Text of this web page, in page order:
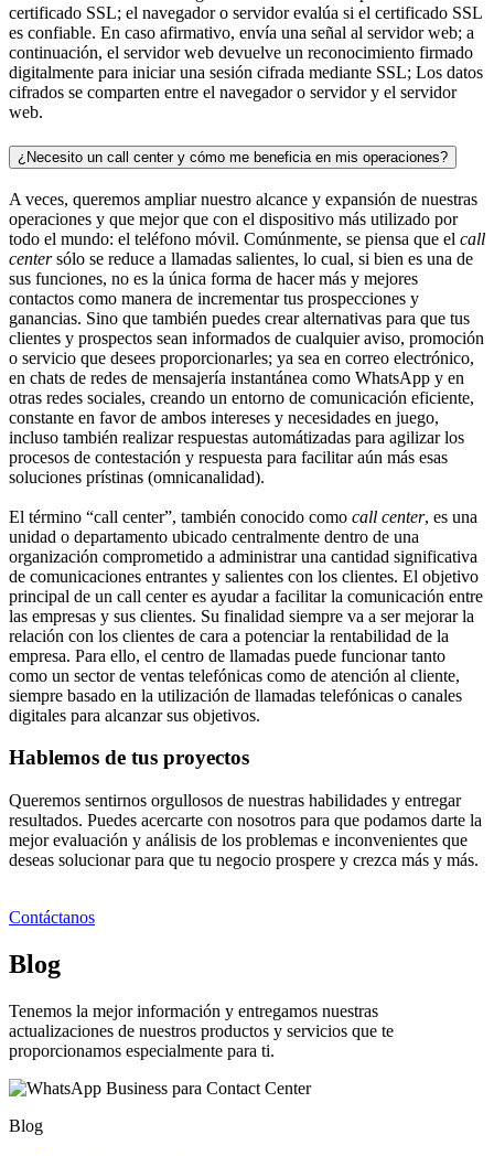
certificado SSL; el navegador o servidor evalúa si el certificado SSL
es confiable. En caso afirmativo, envía una señal al servidor web; a
continuación, el servidor web devuelve un reconocimiento firmado
digitalmente para iniciar una sesión cifrada mediante SSL; Los datos
cifrados se comparten entre el navegador o servidor y el servidor
web.
¿Necesito un call center y cómo me beneficia en mis operaciones?
A veces, queremos ampliar nuestro alcance y expansión de nuestras
operaciones y que mejor que con el dispositivo más utilizado por
todo el mundo: el teléfono móvil. Comúnmente, se piensa que el call
centersólo se reduce a llamadas salientes, lo cual, si bien es una de
sus funciones, no es la única forma de hacer más y mejores
contactos como manera de incrementar tus prospecciones y
ganancias. Sino que también puedes crear alternativas para que tus
clientes y prospectos sean informados de cualquier aviso, promoción
o servicio que desees proporcionarles; ya sea en correo electrónico,
en chats de redes de mensajería instantánea como WhatsApp y en
otras redes sociales, creando un entorno de comunicación eficiente,
constante en favor de ambos intereses y necesidades en juego,
incluso también realizar respuestas automátizadas para agilizar los
procesos de contestación y respuesta para facilitar aún más esas
soluciones prístinas (omnicanalidad).
El término “call center”, también conocido como call center, es una
unidad o departamento ubicado centralmente dentro de una
organización comprometido a administrar una cantidad significativa
de comunicaciones entrantes y salientes con los clientes. El objetivo
principal de un call center es ayudar a facilitar la comunicación entre
las empresas y sus clientes. Su finalidad siempre va a ser mejorar la
relación con los clientes de cara a potenciar la rentabilidad de la
empresa. Para ello, el centro de llamadas puede funcionar tanto
como un sector de ventas telefónicas como de atención al cliente,
siempre basado en la utilización de llamadas telefónicas o canales
digitales para alcanzar sus objetivos.
Hablemos de tus proyectos
Queremos sentirnos orgullosos de nuestras habilidades y entregar
resultados. Puedes acercarte con nosotros para que podamos darte la
mejor evaluación y análisis de los problemas e inconvenientes que
deseas solucionar para que tu negocio prospere y crezca más y más.
Contáctanos
Blog
Tenemos la mejor información y entregamos nuestras
actualizaciones de nuestros productos y servicios que te
proporcionamos especialmente para ti.
Blog